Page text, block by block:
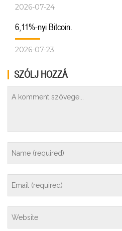
2026-07-24
6,11%-nyi Bitcoin.
2026-07-23
SZÓLJ HOZZÁ